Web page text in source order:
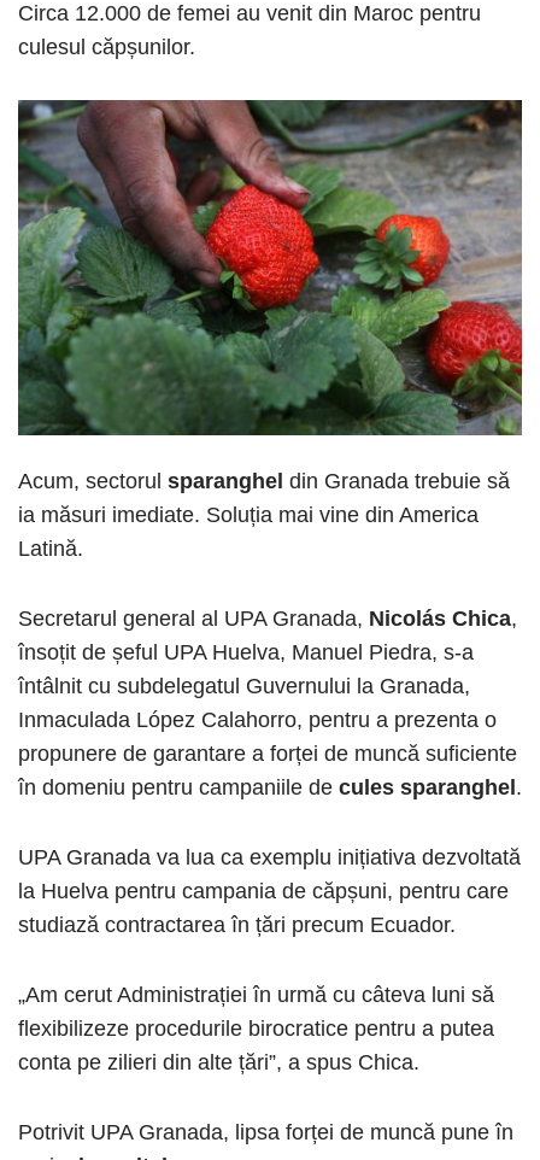
Circa 12.000 de femei au venit din Maroc pentru
culesul căpșunilor.
Acum, sectorul sparanghel din Granada trebuie să
ia măsuri imediate. Soluția mai vine din America
Latină.
Secretarul general al UPA Granada, Nicolás Chica,
însoțit de șeful UPA Huelva, Manuel Piedra, s-a
întâlnit cu subdelegatul Guvernului la Granada,
Inmaculada López Calahorro, pentru a prezenta o
propunere de garantare a forței de muncă suficiente
în domeniu pentru campaniile de cules sparanghel.
UPA Granada va lua ca exemplu inițiativa dezvoltată
la Huelva pentru campania de căpșuni, pentru care
studiază contractarea în țări precum Ecuador.
„Am cerut Administrației în urmă cu câteva luni să
flexibilizeze procedurile birocratice pentru a putea
conta pe zilieri din alte țări”, a spus Chica.
Potrivit UPA Granada, lipsa forței de muncă pune în